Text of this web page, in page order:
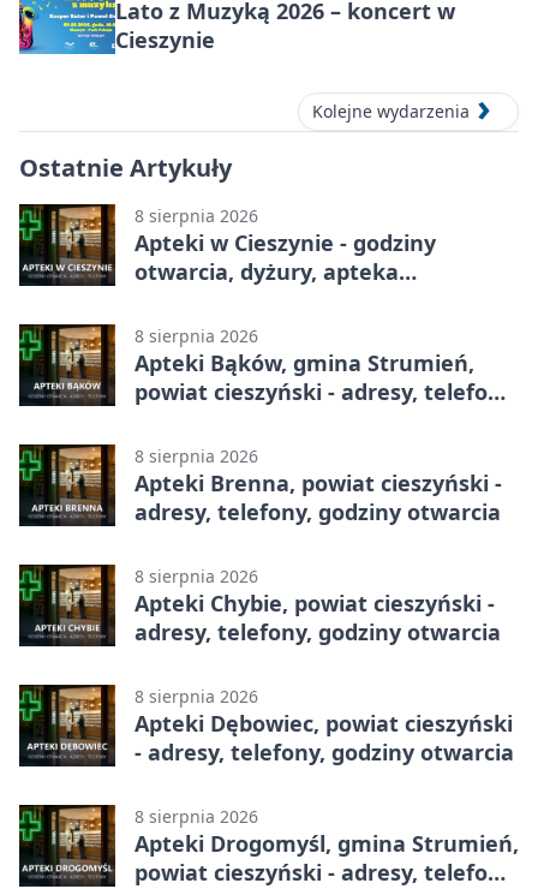
Lato z Muzyką 2026 – koncert w
Cieszynie
Kolejne wydarzenia
Ostatnie Artykuły
8 sierpnia 2026
Apteki w Cieszynie - godziny
otwarcia, dyżury, apteka
8 sierpnia 2026
Apteki Bąków, gmina Strumień,
powiat cieszyński - adresy, telefony,
8 sierpnia 2026
Apteki Brenna, powiat cieszyński -
adresy, telefony, godziny otwarcia
8 sierpnia 2026
Apteki Chybie, powiat cieszyński -
adresy, telefony, godziny otwarcia
8 sierpnia 2026
Apteki Dębowiec, powiat cieszyński
- adresy, telefony, godziny otwarcia
8 sierpnia 2026
Apteki Drogomyśl, gmina Strumień,
powiat cieszyński - adresy, telefony,